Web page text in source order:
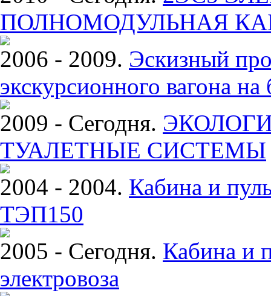
ПОЛНОМОДУЛЬНАЯ
2006 - 2009. Эскизный
экскурсионного вагона
2009 - Сегодня.
ТУАЛЕТНЫЕ СИСТЕМЫ
2004 - 2004. Кабина и
ТЭП150
2005 - Сегодня. Кабина и
электровоза